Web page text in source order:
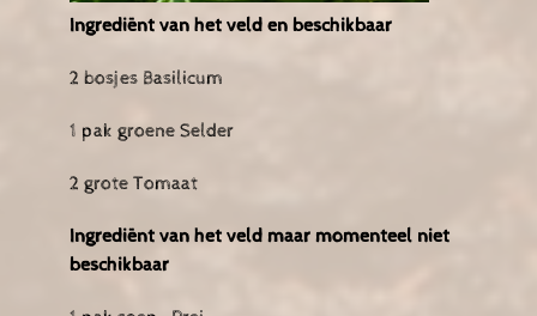
Ingrediënt van het veld en beschikbaar
2 bosjes Basilicum
1 pak groene Selder
2 grote Tomaat
Ingrediënt van het veld maar momenteel niet
beschikbaar